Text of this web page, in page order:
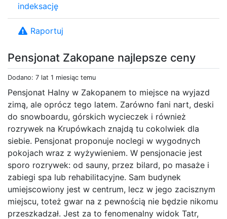
Pensjonat Zakopane najlepsze ceny
Dodano: 7 lat 1 miesiąc temu
Pensjonat Halny w Zakopanem to miejsce na wyjazd
zimą, ale oprócz tego latem. Zarówno fani nart, deski
do snowboardu, górskich wycieczek i również
rozrywek na Krupówkach znajdą tu cokolwiek dla
siebie. Pensjonat proponuje noclegi w wygodnych
pokojach wraz z wyżywieniem. W pensjonacie jest
sporo rozrywek: od sauny, przez bilard, po masaże i
zabiegi spa lub rehabilitacyjne. Sam budynek
umiejscowiony jest w centrum, lecz w jego zacisznym
miejscu, toteż gwar na z pewnością nie będzie nikomu
przeszkadzał. Jest za to fenomenalny widok Tatr,
indeksację
Raportuj